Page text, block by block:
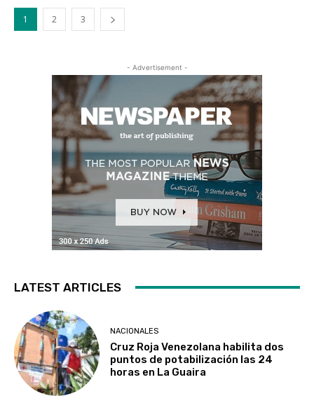
1 2 3
- Advertisement -
LATEST ARTICLES
NACIONALES
Cruz Roja Venezolana habilita dos
puntos de potabilización las 24
horas en La Guaira